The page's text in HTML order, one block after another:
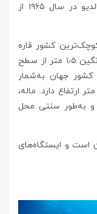
عام ممنوع و قابل پیگرد قانونی است. مالدیو در سال ۱۹۶۵ از
کشور قاره
آسیا است. زمین‌های این کشور به‌طور میانگین ۱٫۵ متر از سطح
کشور جهان به‌شمار
می‌آید. بلندترین نقطه این کشور تنها ۲٫۴ متر ارتفاع دارد. ماله،
دارد و به‌طور سنتی محل
است و ایستگاه‌های